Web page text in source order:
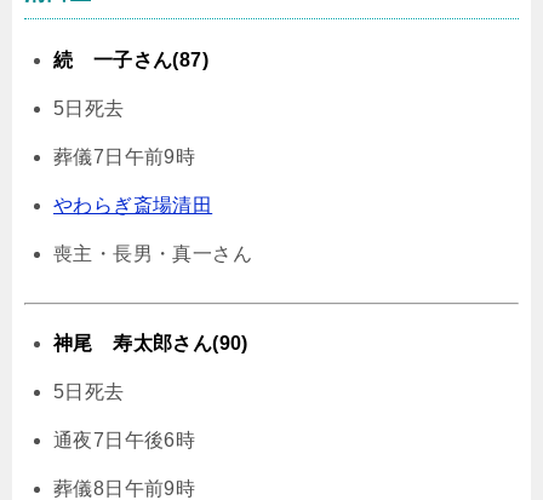
続 一子さん(87)
5日死去
葬儀7日午前9時
やわらぎ斎場清田
喪主・長男・真一さん
神尾 寿太郎さん(90)
5日死去
通夜7日午後6時
葬儀8日午前9時